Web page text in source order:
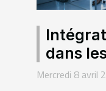
dans
Mercredi 8 avril